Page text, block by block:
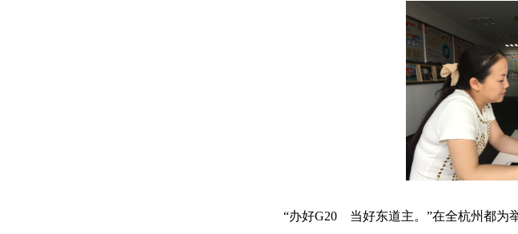
“办好G20 当好东道主。”在全杭州都为举